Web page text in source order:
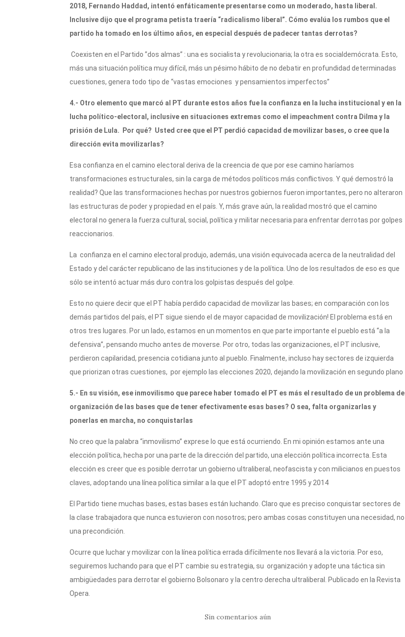
2018, Fernando Haddad, intentó enfáticamente presentarse como un moderado, hasta liberal.
Inclusive dijo que el programa petista traería “radicalismo liberal”. Cómo evalúa los rumbos que el
partido ha tomado en los último años, en especial después de padecer tantas derrotas?
Coexisten en el Partido ”dos almas” : una es socialista y revolucionaria; la otra es socialdemócrata. Esto,
más una situación política muy difícil, más un pésimo hábito de no debatir en profundidad determinadas
cuestiones, genera todo tipo de “vastas emociones y pensamientos imperfectos”
4.- Otro elemento que marcó al PT durante estos años fue la confianza en la lucha institucional y en la
lucha político-electoral, inclusive en situaciones extremas como el impeachment contra Dilma y la
prisión de Lula. Por qué? Usted cree que el PT perdió capacidad de movilizar bases, o cree que la
dirección evita movilizarlas?
Esa confianza en el camino electoral deriva de la creencia de que por ese camino haríamos
transformaciones estructurales, sin la carga de métodos políticos más conflictivos. Y qué demostró la
realidad? Que las transformaciones hechas por nuestros gobiernos fueron importantes, pero no alteraron
las estructuras de poder y propiedad en el país. Y, más grave aún, la realidad mostró que el camino
electoral no genera la fuerza cultural, social, política y militar necesaria para enfrentar derrotas por golpes
reaccionarios.
La confianza en el camino electoral produjo, además, una visión equivocada acerca de la neutralidad del
Estado y del carácter republicano de las instituciones y de la política. Uno de los resultados de eso es que
sólo se intentó actuar más duro contra los golpistas después del golpe.
Esto no quiere decir que el PT había perdido capacidad de movilizar las bases; en comparación con los
demás partidos del país, el PT sigue siendo el de mayor capacidad de movilización! El problema está en
otros tres lugares. Por un lado, estamos en un momentos en que parte importante el pueblo está “a la
defensiva”, pensando mucho antes de moverse. Por otro, todas las organizaciones, el PT inclusive,
perdieron capilaridad, presencia cotidiana junto al pueblo. Finalmente, incluso hay sectores de izquierda
que priorizan otras cuestiones, por ejemplo las elecciones 2020, dejando la movilización en segundo plano
5.- En su visión, ese inmovilismo que parece haber tomado el PT es más el resultado de un problema de
organización de las bases que de tener efectivamente esas bases? O sea, falta organizarlas y
ponerlas en marcha, no conquistarlas
No creo que la palabra “inmovilismo” exprese lo que está ocurriendo. En mi opinión estamos ante una
elección política, hecha por una parte de la dirección del partido, una elección política incorrecta. Esta
elección es creer que es posible derrotar un gobierno ultraliberal, neofascista y con milicianos en puestos
claves, adoptando una línea política similar a la que el PT adoptó entre 1995 y 2014
El Partido tiene muchas bases, estas bases están luchando. Claro que es preciso conquistar sectores de
la clase trabajadora que nunca estuvieron con nosotros; pero ambas cosas constituyen una necesidad, no
una precondición.
Ocurre que luchar y movilizar con la línea política errada difícilmente nos llevará a la victoria. Por eso,
seguiremos luchando para que el PT cambie su estrategia, su organización y adopte una táctica sin
ambigüedades para derrotar el gobierno Bolsonaro y la centro derecha ultraliberal. Publicado en la Revista
Opera.
Sin comentarios aún